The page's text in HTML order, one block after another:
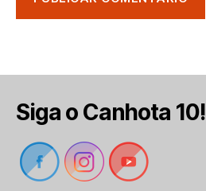
Siga o Canhota 10!